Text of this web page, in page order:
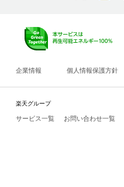
企業情報 個人情報保護方針
楽天グループ
サービス一覧 お問い合わせ一覧